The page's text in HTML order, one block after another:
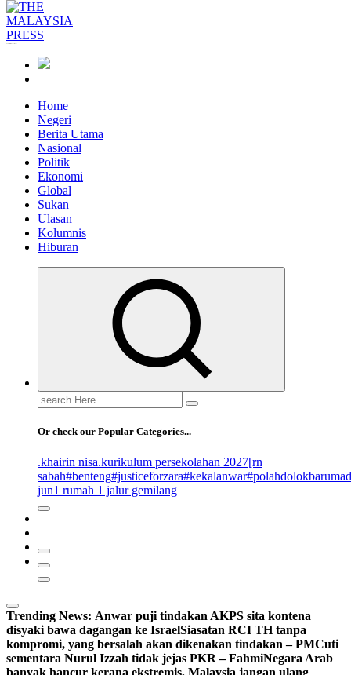
Home
Negeri
Berita Utama
Nasional
Politik
Ekonomi
Global
Sukan
Ulasan
Kolumnis
Hiburan
Search
for:
Or check our Popular Categories...
.khairin nisa.kurikulum persekolahan 2027[rn
sabah#benteng#justiceforzara#kekalanwar
jun1 rumah 1 jalur gemilang
Trending News: Anwar puji tindakan AKPS sita kontena
disyaki bawa dagangan ke IsraelSiasatan RCI TH tanpa
kompromi, yang bersalah akan dikenakan tindakan – PMCuti
sementara Nurul Izzah tidak jejas PKR – FahmiNegara Arab